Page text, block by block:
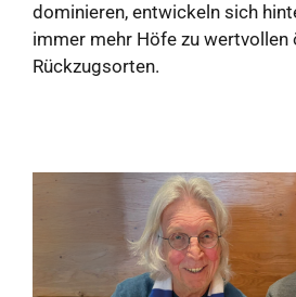
dominieren, entwickeln sich
immer mehr Höfe zu
Rückzugsorten.